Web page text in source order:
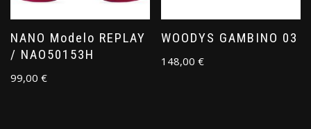
NANO Modelo REPLAY
/ NAO50153H
99,00 €
WOODYS GAMBINO 03
148,00€